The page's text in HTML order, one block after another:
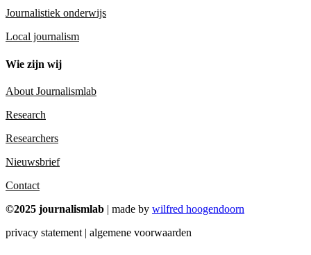
Journalistiek onderwijs
Local journalism
Wie zijn wij
About Journalismlab
Research
Researchers
Nieuwsbrief
Contact
©2025 journalismlab | made by wilfred hoogendoorn
privacy statement | algemene voorwaarden